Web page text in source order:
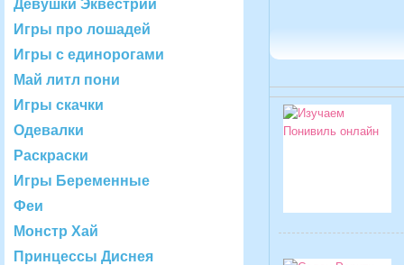
Девушки Эквестрии
Игры про лошадей
Игры с единорогами
Май литл пони
Игры скачки
Одевалки
Раскраски
Игры Беременные
Феи
Монстр Хай
Принцессы Диснея